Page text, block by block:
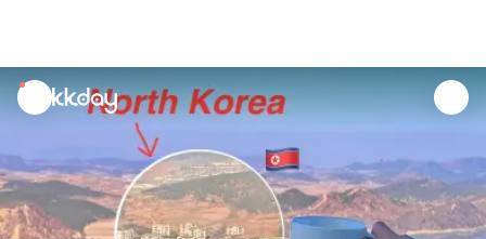
unread
notifications